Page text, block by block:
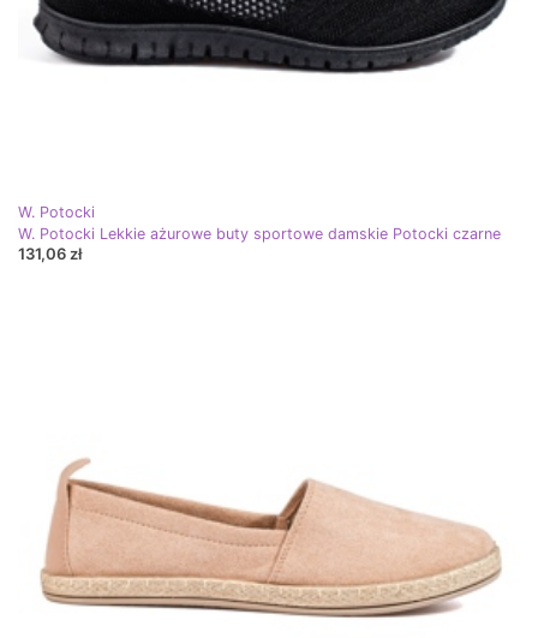
W. Potocki
W. Potocki Lekkie ażurowe buty sportowe damskie Potocki czarne
131,06 zł